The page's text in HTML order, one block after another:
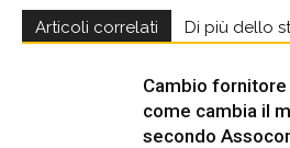
Articoli correlati Di più dello
Cambio
come cambia il
secondo